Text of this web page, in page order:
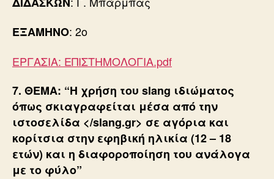
ΕΞΑΜΗΝΟ: 2ο
ΕΡΓΑΣΙΑ: ΕΠΙΣΤΗΜΟΛΟΓΙΑ.pdf
7. ΘΕΜΑ: “Η χρήση του slang ιδιώματος
όπως σκιαγραφείται μέσα από την
ιστοσελίδα </slang.gr> σε αγόρια και
κορίτσια στην εφηβική ηλικία (12 – 18
ετών) και η διαφοροποίηση του ανάλογα
με το φύλο”